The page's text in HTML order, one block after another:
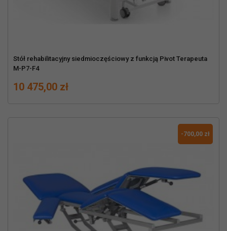
Stół rehabilitacyjny siedmioczęściowy z funkcją Pivot Terapeuta
M-P7-F4
Cena
10 475,00 zł
-700,00 zł